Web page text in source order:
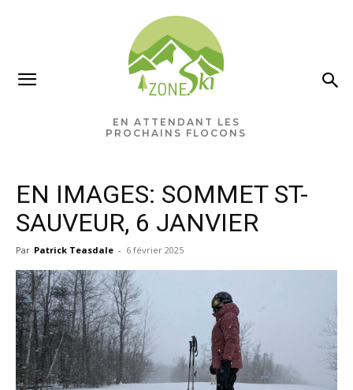
EN ATTENDANT LES
PROCHAINS FLOCONS
EN IMAGES: SOMMET ST-
SAUVEUR, 6 JANVIER
Par Patrick Teasdale - 6 février 2025
Ne manquez rien pour votre
saison de ski!
les alertes météo en exclusivité.
VOTRE ADRESSE COURRIEL
Vous pourrez vous désabonner à tout
moment.